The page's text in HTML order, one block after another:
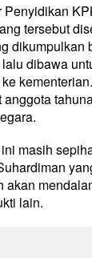
tersebut
dikumpulkan
dibawa
masih
akan
lain.